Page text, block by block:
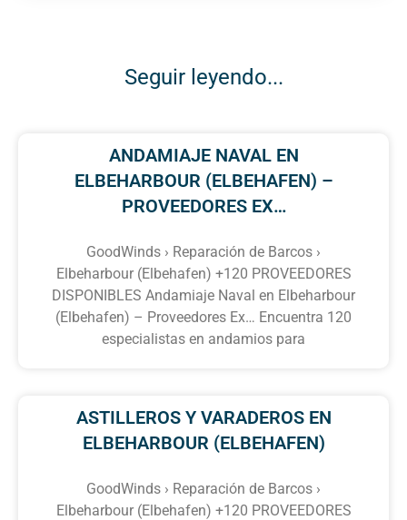
Seguir leyendo...
ANDAMIAJE NAVAL EN
ELBEHARBOUR (ELBEHAFEN) –
PROVEEDORES EX…
GoodWinds › Reparación de Barcos ›
Elbeharbour (Elbehafen) +120 PROVEEDORES
DISPONIBLES Andamiaje Naval en Elbeharbour
(Elbehafen) – Proveedores Ex… Encuentra 120
especialistas en andamios para
ASTILLEROS Y VARADEROS EN
ELBEHARBOUR (ELBEHAFEN)
GoodWinds › Reparación de Barcos ›
Elbeharbour (Elbehafen) +120 PROVEEDORES